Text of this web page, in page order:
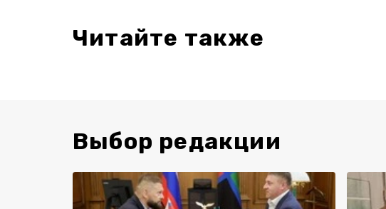
Читайте также
Выбор редакции